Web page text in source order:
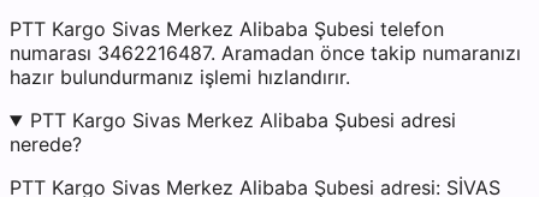
PTT Kargo Sivas Merkez Alibaba Şubesi telefon
numarası 3462216487. Aramadan önce takip numaranızı
hazır bulundurmanız işlemi hızlandırır.
PTT Kargo Sivas Merkez Alibaba Şubesi adresi
nerede?
PTT Kargo Sivas Merkez Alibaba Şubesi adresi: SİVAS